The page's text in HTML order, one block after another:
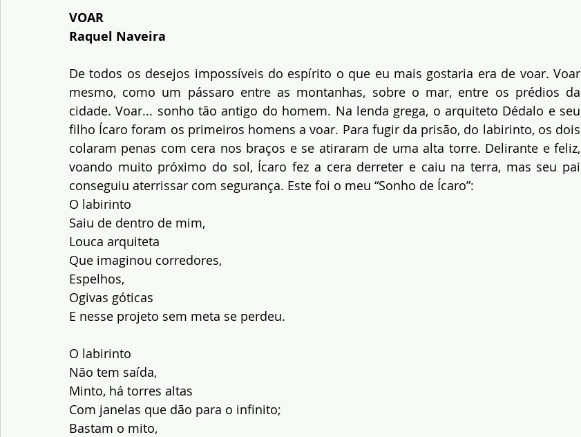
VOAR
Raquel Naveira
De todos os desejos impossíveis do espírito o que eu mais gostaria era de voar. Voar
mesmo, como um pássaro entre as montanhas, sobre o mar, entre os prédios da
cidade. Voar... sonho tão antigo do homem. Na lenda grega, o arquiteto Dédalo e seu
filho Ícaro foram os primeiros homens a voar. Para fugir da prisão, do labirinto, os dois
colaram penas com cera nos braços e se atiraram de uma alta torre. Delirante e feliz,
voando muito próximo do sol, Ícaro fez a cera derreter e caiu na terra, mas seu pai
conseguiu aterrissar com segurança. Este foi o meu “Sonho de Ícaro”:
O labirinto
Saiu de dentro de mim,
Louca arquiteta
Que imaginou corredores,
Espelhos,
Ogivas góticas
E nesse projeto sem meta se perdeu.
O labirinto
Não tem saída,
Minto, há torres altas
Com janelas que dão para o infinito;
Bastam o mito,